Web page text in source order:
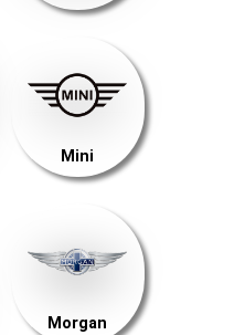
Mini
Morgan